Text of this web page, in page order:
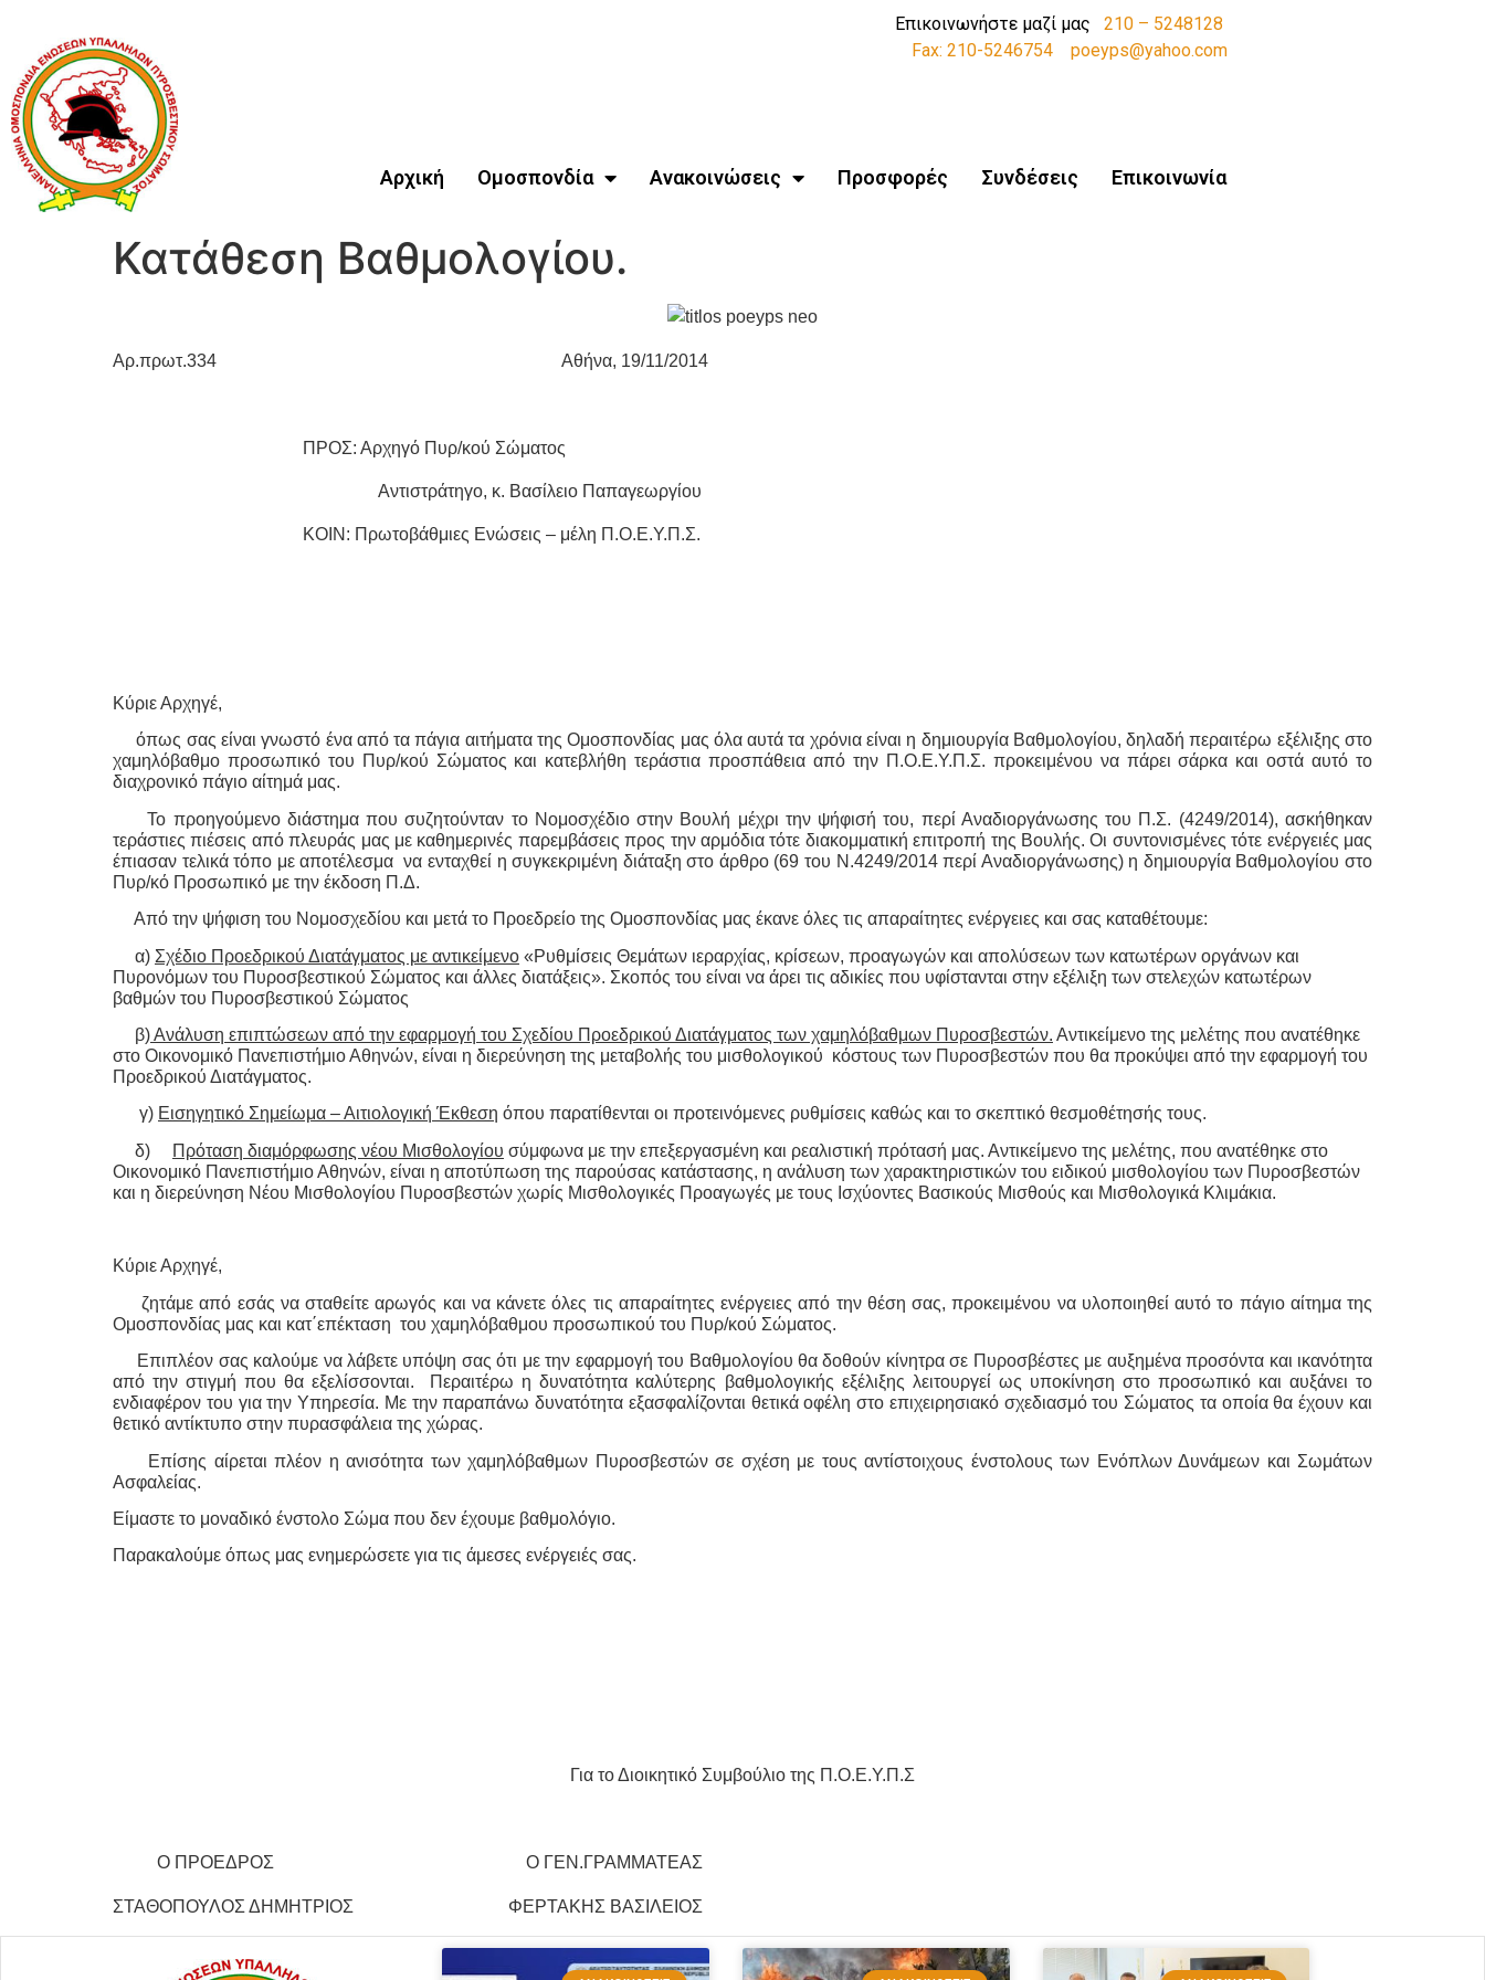
Επικοινωνήστε μαζί μας 210 – 5248128
Fax: 210-5246754
poeyps@yahoo.com
Αρχική Ομοσπονδία Ανακοινώσεις Προσφορές Συνδέσεις Επικοινωνία
Κατάθεση Βαθμολογίου.
Αρ.πρωτ.334 Αθήνα, 19/11/2014
ΠΡΟΣ: Αρχηγό Πυρ/κού Σώματος
Αντιστράτηγο, κ. Βασίλειο Παπαγεωργίου
ΚΟΙΝ: Πρωτοβάθμιες Ενώσεις – μέλη Π.Ο.Ε.Υ.Π.Σ.
Κύριε Αρχηγέ,
όπως σας είναι γνωστό ένα από τα πάγια αιτήματα της Ομοσπονδίας μας όλα αυτά τα χρόνια είναι η δημιουργία Βαθμολογίου, δηλαδή περαιτέρω εξέλιξης στο
χαμηλόβαθμο προσωπικό του Πυρ/κού Σώματος και κατεβλήθη τεράστια προσπάθεια από την Π.Ο.Ε.Υ.Π.Σ. προκειμένου να πάρει σάρκα και οστά αυτό το
διαχρονικό πάγιο αίτημά μας.
Το προηγούμενο διάστημα που συζητούνταν το Νομοσχέδιο στην Βουλή μέχρι την ψήφισή του, περί Αναδιοργάνωσης του Π.Σ. (4249/2014), ασκήθηκαν
τεράστιες πιέσεις από πλευράς μας με καθημερινές παρεμβάσεις προς την αρμόδια τότε διακομματική επιτροπή της Βουλής. Οι συντονισμένες τότε ενέργειές μας
έπιασαν τελικά τόπο με αποτέλεσμα να ενταχθεί η συγκεκριμένη διάταξη στο άρθρο (69 του Ν.4249/2014 περί Αναδιοργάνωσης) η δημιουργία Βαθμολογίου στο
Πυρ/κό Προσωπικό με την έκδοση Π.Δ.
Από την ψήφιση του Νομοσχεδίου και μετά το Προεδρείο της Ομοσπονδίας μας έκανε όλες τις απαραίτητες ενέργειες και σας καταθέτουμε:
α) Σχέδιο Προεδρικού Διατάγματος με αντικείμενο «Ρυθμίσεις Θεμάτων ιεραρχίας, κρίσεων, προαγωγών και απολύσεων των κατωτέρων οργάνων και
Πυρονόμων του Πυροσβεστικού Σώματος και άλλες διατάξεις». Σκοπός του είναι να άρει τις αδικίες που υφίστανται στην εξέλιξη των στελεχών κατωτέρων
βαθμών του Πυροσβεστικού Σώματος
β) Ανάλυση επιπτώσεων από την εφαρμογή του Σχεδίου Προεδρικού Διατάγματος των χαμηλόβαθμων Πυροσβεστών. Αντικείμενο της μελέτης που ανατέθηκε
στο Οικονομικό Πανεπιστήμιο Αθηνών, είναι η διερεύνηση της μεταβολής του μισθολογικού κόστους των Πυροσβεστών που θα προκύψει από την εφαρμογή του
Προεδρικού Διατάγματος.
γ) Εισηγητικό Σημείωμα – Αιτιολογική Έκθεση όπου παρατίθενται οι προτεινόμενες ρυθμίσεις καθώς και το σκεπτικό θεσμοθέτησής τους.
δ)
Πρόταση διαμόρφωσης νέου Μισθολογίου σύμφωνα με την επεξεργασμένη και ρεαλιστική πρότασή μας. Αντικείμενο της μελέτης, που ανατέθηκε στο
Οικονομικό Πανεπιστήμιο Αθηνών, είναι η αποτύπωση της παρούσας κατάστασης, η ανάλυση των χαρακτηριστικών του ειδικού μισθολογίου των Πυροσβεστών
και η διερεύνηση Νέου Μισθολογίου Πυροσβεστών χωρίς Μισθολογικές Προαγωγές με τους Ισχύοντες Βασικούς Μισθούς και Μισθολογικά Κλιμάκια.
Κύριε Αρχηγέ,
ζητάμε από εσάς να σταθείτε αρωγός και να κάνετε όλες τις απαραίτητες ενέργειες από την θέση σας, προκειμένου να υλοποιηθεί αυτό το πάγιο αίτημα της
Ομοσπονδίας μας και κατ΄επέκταση του χαμηλόβαθμου προσωπικού του Πυρ/κού Σώματος.
Επιπλέον σας καλούμε να λάβετε υπόψη σας ότι με την εφαρμογή του Βαθμολογίου θα δοθούν κίνητρα σε Πυροσβέστες με αυξημένα προσόντα και ικανότητα
από την στιγμή που θα εξελίσσονται. Περαιτέρω η δυνατότητα καλύτερης βαθμολογικής εξέλιξης λειτουργεί ως υποκίνηση στο προσωπικό και αυξάνει το
ενδιαφέρον του για την Υπηρεσία. Με την παραπάνω δυνατότητα εξασφαλίζονται θετικά οφέλη στο επιχειρησιακό σχεδιασμό του Σώματος τα οποία θα έχουν και
θετικό αντίκτυπο στην πυρασφάλεια της χώρας.
Επίσης αίρεται πλέον η ανισότητα των χαμηλόβαθμων Πυροσβεστών σε σχέση με τους αντίστοιχους ένστολους των Ενόπλων Δυνάμεων και Σωμάτων
Ασφαλείας.
Είμαστε το μοναδικό ένστολο Σώμα που δεν έχουμε βαθμολόγιο.
Παρακαλούμε όπως μας ενημερώσετε για τις άμεσες ενέργειές σας.
Για το Διοικητικό Συμβούλιο της Π.Ο.Ε.Υ.Π.Σ
Ο ΠΡΟΕΔΡΟΣ Ο ΓΕΝ.ΓΡΑΜΜΑΤΕΑΣ
ΣΤΑΘΟΠΟΥΛΟΣ ΔΗΜΗΤΡΙΟΣ ΦΕΡΤΑΚΗΣ ΒΑΣΙΛΕΙΟΣ